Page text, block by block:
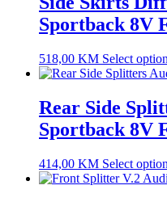
Sportback 8V
518,00 KM Select
Rear Side
Sportback 8V
414,00 KM Select